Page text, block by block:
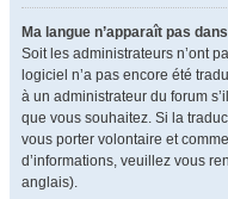
Ma langue n’apparaît pas
Soit les administrateurs n’ont
logiciel n’a pas encore été
à un administrateur du forum
que vous souhaitez. Si la
vous porter volontaire et
d’informations, veuillez vous
anglais).